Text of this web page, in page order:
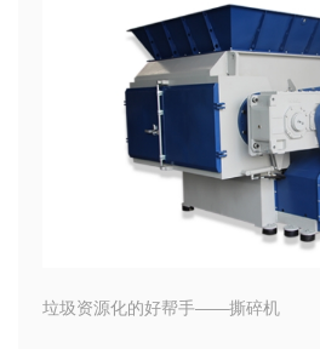
垃圾资源化的好帮手——撕碎机